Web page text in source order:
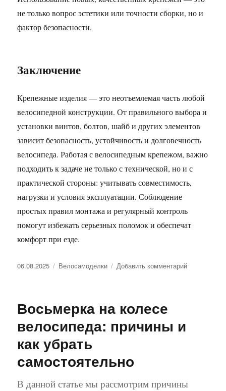
не только вопрос эстетики или точности сборки, но и
фактор безопасности.
Заключение
Крепежные изделия — это неотъемлемая часть любой
велосипедной конструкции. От правильного выбора и
установки винтов, болтов, шайб и других элементов
зависит безопасность, устойчивость и долговечность
велосипеда. Работая с велосипедным крепежом, важно
подходить к задаче не только с технической, но и с
практической стороны: учитывать совместимость,
нагрузки и условия эксплуатации. Соблюдение
простых правил монтажа и регулярный контроль
помогут избежать серьезных поломок и обеспечат
комфорт при езде.
Опубликовано
06.08.2025 Рубрики
Велосамоделки Добавить комментарийк
Восьмерка на колесе
велосипеда: причины и
как убрать
самостоятельно
В данной статье мы рассмотрим причины